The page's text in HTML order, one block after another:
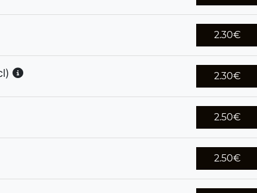
2.30€
2.30€
2.50€
2.50€